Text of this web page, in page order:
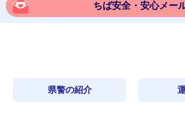
ちば安全・安心メー
県警の紹介